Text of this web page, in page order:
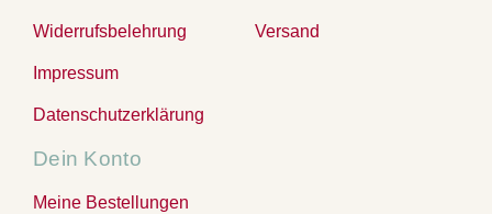
Widerrufsbelehrung
Impressum
Datenschutzerklärung
Versand
Dein Konto
Meine Bestellungen